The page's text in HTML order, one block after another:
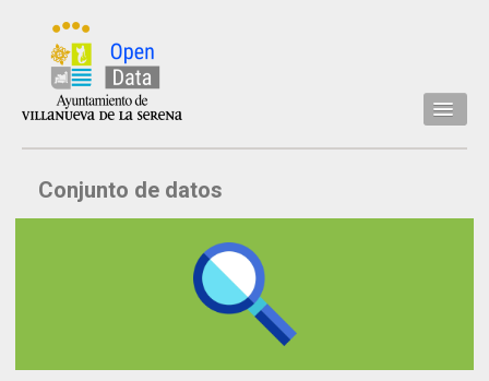
Inicio
Datos
Conjunto de datos